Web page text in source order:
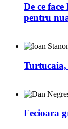
De ce
pentru
Turtucaia,
Fecioara